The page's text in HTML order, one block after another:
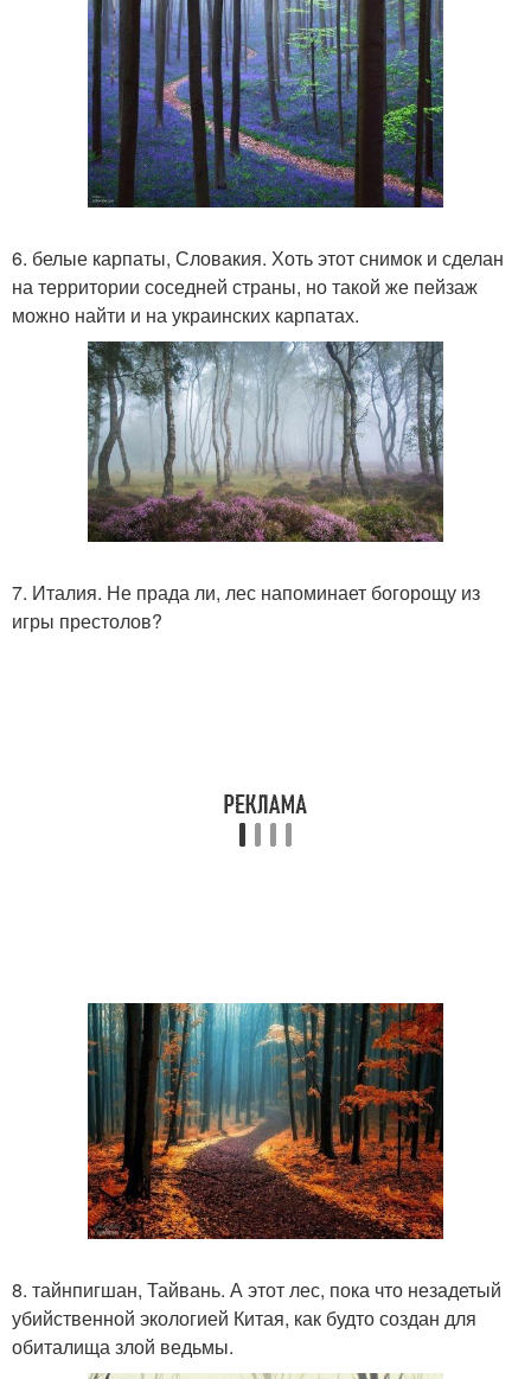
6. белые карпаты, Словакия. Хоть этот снимок и сделан
на территории соседней страны, но такой же пейзаж
можно найти и на украинских карпатах.
7. Италия. Не прада ли, лес напоминает богорощу из
игры престолов?
8. тайнпигшан, Тайвань. А этот лес, пока что незадетый
убийственной экологией Китая, как будто создан для
обиталища злой ведьмы.